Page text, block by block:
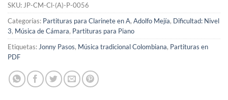
SKU: JP-CM-Cl-(A)-P-0056
Categorías: Partituras para Clarinete en A, Adolfo Mejía, Dificultad: Nivel
3, Música de Cámara, Partituras para Piano
Etiquetas: Jonny Pasos, Música tradicional Colombiana, Partituras en
PDF